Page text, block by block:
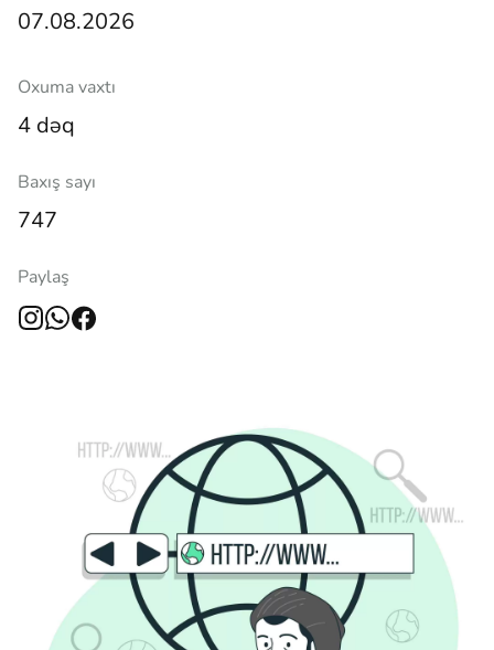
07.08.2026
Oxuma vaxtı
4 dəq
Baxış sayı
747
Paylaş